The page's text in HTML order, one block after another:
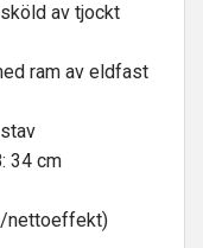
av tjockt
ram av eldfast
34 cm
nettoeffekt)